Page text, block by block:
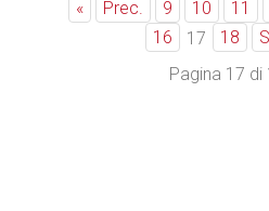
« Prec. 9 10 11
16
17 18
Pagina 17 di